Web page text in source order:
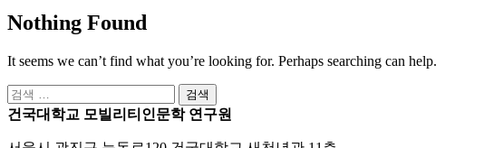
Nothing Found
It seems we can’t find what you’re looking for. Perhaps searching can help.
검
색:
건국대학교 모빌리티인문학 연구원